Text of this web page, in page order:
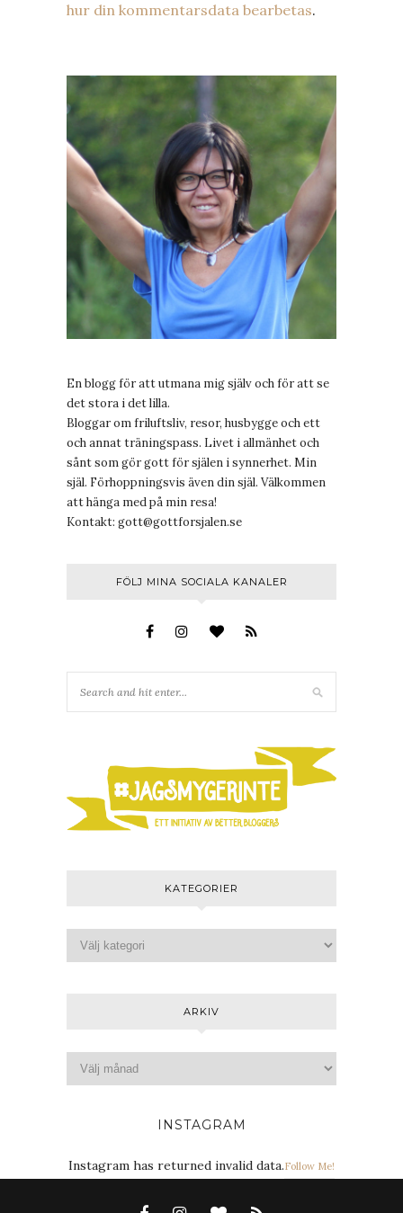
hur din kommentarsdata bearbetas.
En blogg för att utmana mig själv och för att se
det stora i det lilla.
Bloggar om friluftsliv, resor, husbygge och ett
och annat träningspass. Livet i allmänhet och
sånt som gör gott för själen i synnerhet. Min
själ. Förhoppningsvis även din själ. Välkommen
att hänga med på min resa!
Kontakt: gott@gottforsjalen.se
FÖLJ MINA SOCIALA KANALER
KATEGORIER
ARKIV
INSTAGRAM
Instagram has returned invalid data.Follow Me!